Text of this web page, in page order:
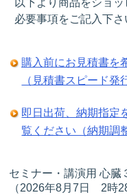
以下より商品をショ
必要事項をご記入下さ
購入前にお見積書を
（見積書スピード発
即日出荷、納期指定
覧ください（納期調
セミナー・講演用 心臓
（2026年8月7日 2時